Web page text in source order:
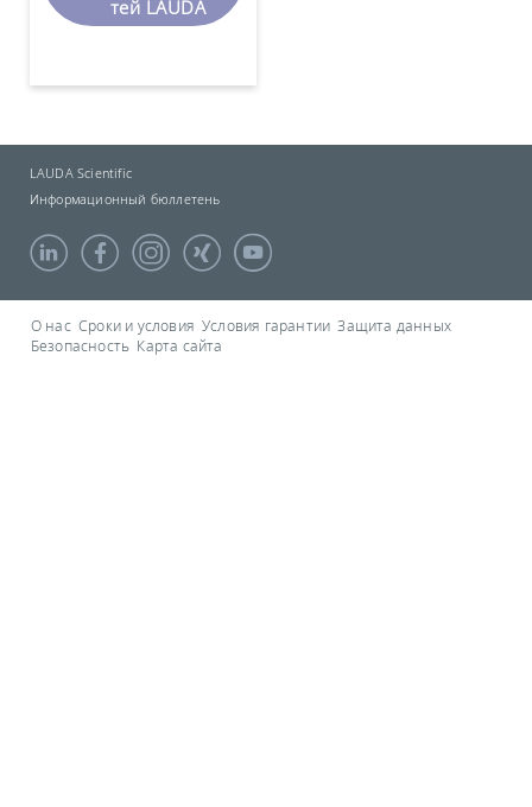
тей LAUDA
LAUDA Scientific
Информационный бюллетень
О нас Сроки и условия Условия гарантии Защита данных
Безопасность Карта сайта